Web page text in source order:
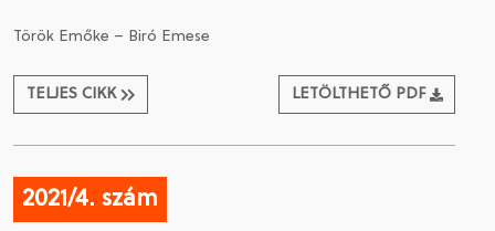
Török Emőke – Biró Emese
TELJES CIKK LETÖLTHETŐ PDF
2021/4. szám